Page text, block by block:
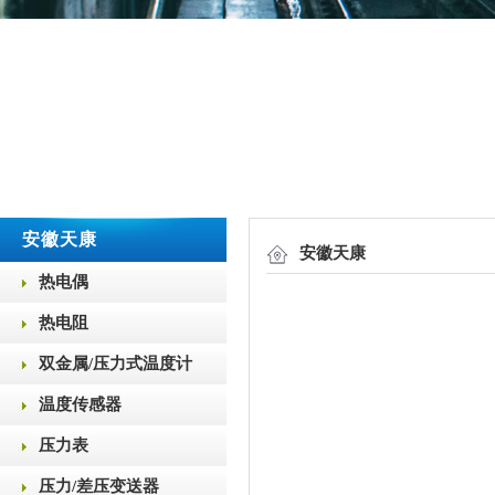
安徽天康
热电偶
热电阻
双金属/压力式温度计
温度传感器
压力表
压力/差压变送器
安徽天康